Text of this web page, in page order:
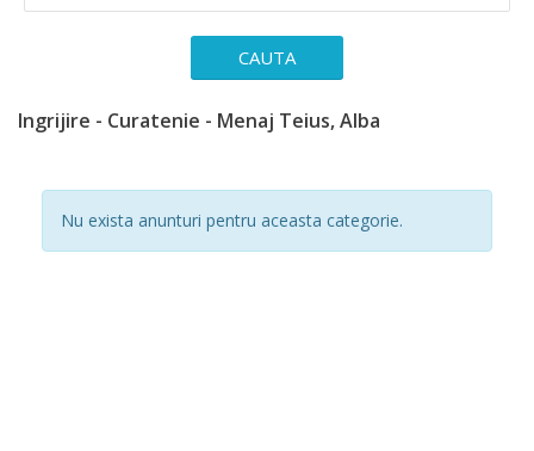
CAUTA
Ingrijire - Curatenie - Menaj Teius, Alba
Nu exista anunturi pentru aceasta categorie.